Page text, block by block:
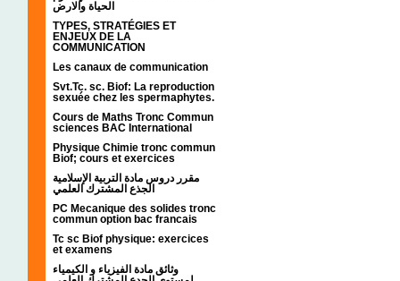
الحياة والارض
TYPES, STRATÉGIES ET
ENJEUX DE LA
COMMUNICATION
Les canaux de communication
Svt.Tc. sc. Biof: La reproduction
sexuée chez les spermaphytes.
Cours de Maths Tronc Commun
sciences BAC International
Physique Chimie tronc commun
Biof; cours et exercices
مقرر دروس مادة التربية الإسلامية
الجذع المشترك العلمي
PC Mecanique des solides tronc
commun option bac francais
Tc sc Biof physique: exercices
et examens
وثائق مادة الفيزياء و الكيمياء